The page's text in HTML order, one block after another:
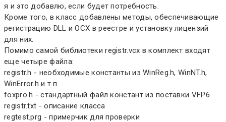
я и это добавлю, если будет потребность.
Кроме того, в класс добавлены методы, обеспечивающие
регистрацию DLL и OCX в реестре и установку лицензий
для них.
Помимо самой библиотеки registr.vcx в комплект входят
еще четыре файла:
registr.h - необходимые константы из WinReg.h, WinNT.h,
WinError.h и т.п.
foxpro.h - стандартный файл констант из поставки VFP6
registr.txt - описание класса
regtest.prg - примерчик для проверки